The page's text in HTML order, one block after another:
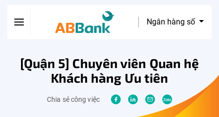
Ngân hàng số
[Quận 5] Chuyên viên Quan hệ
Khách hàng Ưu tiên
Chia sẻ công việc